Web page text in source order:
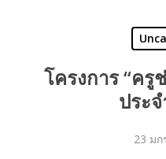
โครงการ “ครู
ประ
23 ม